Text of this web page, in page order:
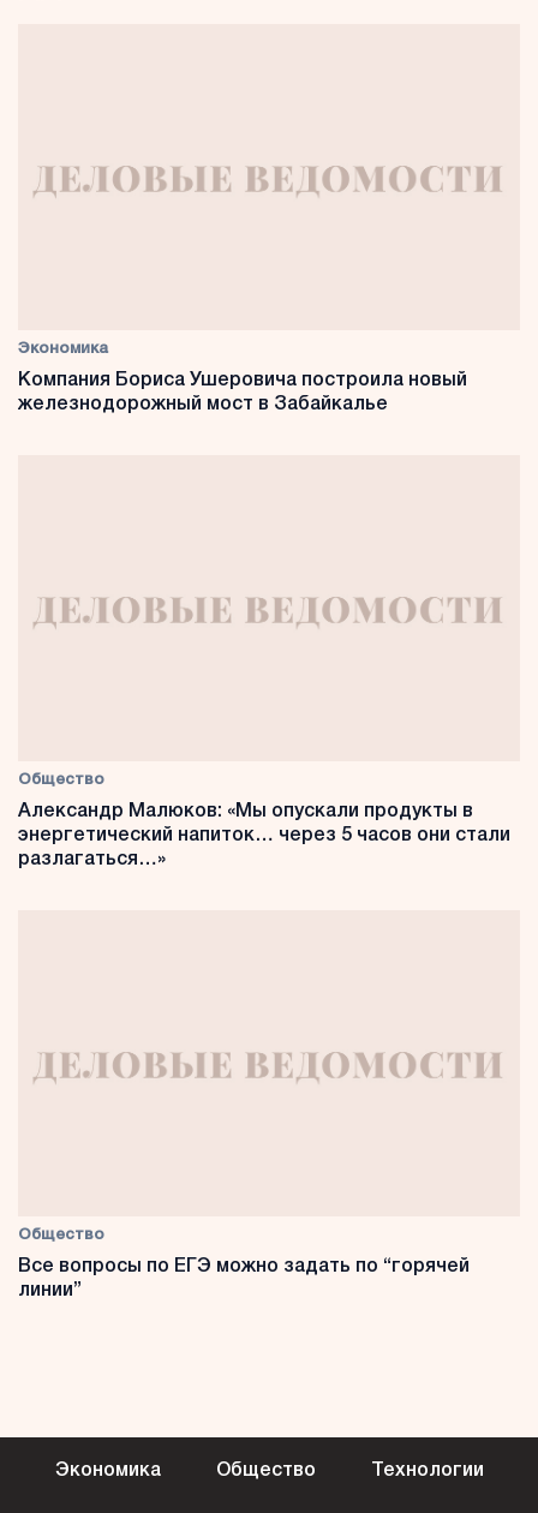
Экономика
Компания Бориса Ушеровича построила новый
железнодорожный мост в Забайкалье
Общество
Александр Малюков: «Мы опускали продукты в
энергетический напиток… через 5 часов они стали
разлагаться…»
Общество
Все вопросы по ЕГЭ можно задать по “горячей
линии”
Экономика Общество Технологии